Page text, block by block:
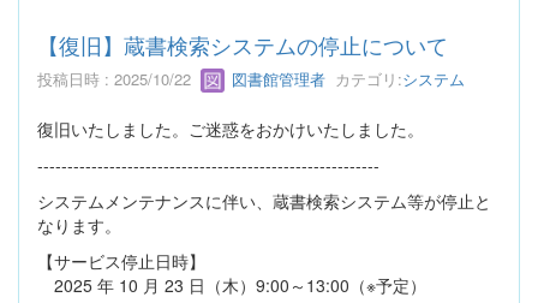
【復旧】蔵書検索システムの停止について
投稿日時 : 2025/10/22 図書館管理者 カテゴリ:システム
復旧いたしました。ご迷惑をおかけいたしました。
---------------------------------------------------------
システムメンテナンスに伴い、蔵書検索システム等が停止と
なります。
【サービス停止日時】
2025 年 10 月 23 日（木）9:00～13:00（※予定）